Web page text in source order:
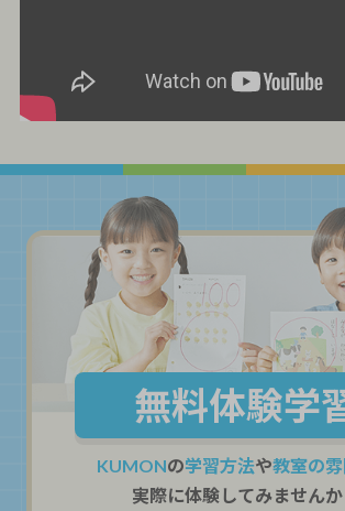
無料体験学
KUMONの学習方法や教室の
実際に体験してみませんか